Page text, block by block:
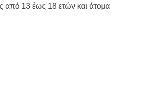
από 13 έως 18 ετών και άτομα